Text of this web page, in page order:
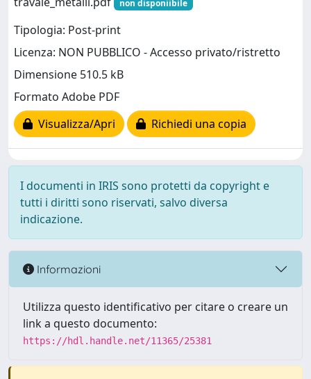
non disponiibile
Tipologia: Post-print
Licenza: NON PUBBLICO - Accesso privato/ristretto
Dimensione 510.5 kB
Formato Adobe PDF
Visualizza/Apri
Richiedi una copia
I documenti in IRIS sono protetti da copyright e
tutti i diritti sono riservati, salvo diversa
indicazione.
Informazioni
Utilizza questo identificativo per citare o creare un
link a questo documento:
https://hdl.handle.net/11365/25381